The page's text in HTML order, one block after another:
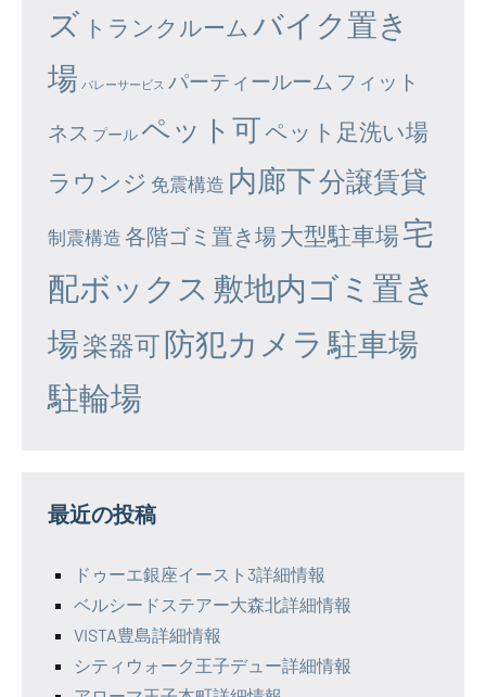
ズ トランクルーム バイク置き
場 バレーサービス パーティールーム フィット
ネス プール ペット可ペット足洗い場
ラウンジ 免震構造 内廊下分譲賃貸
制震構造 各階ゴミ置き場大型駐車場宅
配ボックス 敷地内ゴミ置き
場楽器可防犯カメラ 駐車場
駐輪場
最近の投稿
ドゥーエ銀座イースト3詳細情報
ベルシードステアー大森北詳細情報
VISTA豊島詳細情報
シティウォーク王子デュー詳細情報